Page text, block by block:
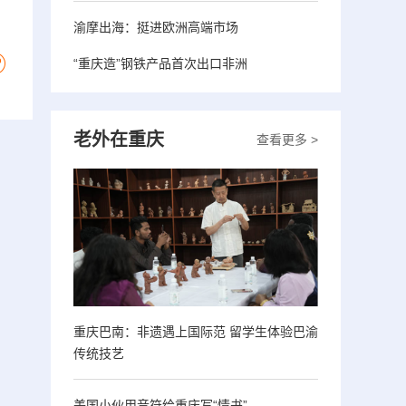
渝摩出海：挺进欧洲高端市场
“重庆造”钢铁产品首次出口非洲
查看更多 >
老外在重庆
重庆巴南：非遗遇上国际范 留学生体验巴渝
传统技艺